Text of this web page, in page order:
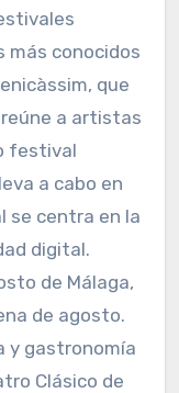
más conocidos
que
a artistas
festival
a cabo en
se centra en la
digital.
de Málaga,
de agosto.
y gastronomía
Clásico de